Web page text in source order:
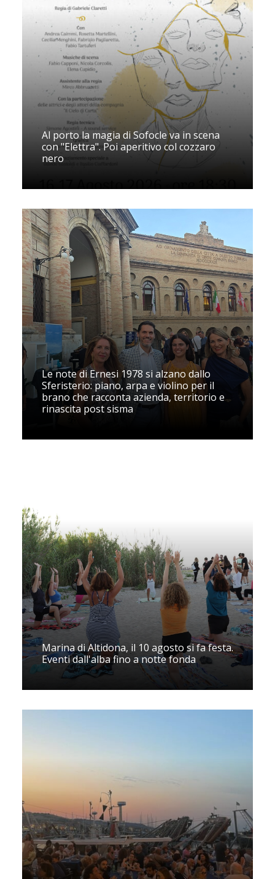
Al porto la magia di Sofocle va in scena
con "Elettra". Poi aperitivo col cozzaro
nero
Le note di Ernesi 1978 si alzano dallo
Sferisterio: piano, arpa e violino per il
brano che racconta azienda, territorio e
rinascita post sisma
Marina di Altidona, il 10 agosto si fa festa.
Eventi dall'alba fino a notte fonda